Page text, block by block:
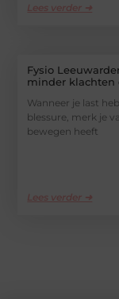
Lees verder ➜
Fysio
minder klachten
Wanneer je last
blessure, merk je
bewegen heeft
Lees verder ➜